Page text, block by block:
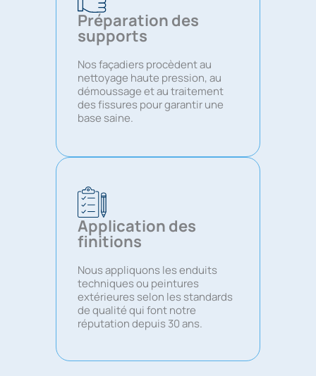
Préparation des
supports
Nos façadiers procèdent au
nettoyage haute pression, au
démoussage et au traitement
des fissures pour garantir une
base saine.
Application des
finitions
Nous appliquons les enduits
techniques ou peintures
extérieures selon les standards
de qualité qui font notre
réputation depuis 30 ans.